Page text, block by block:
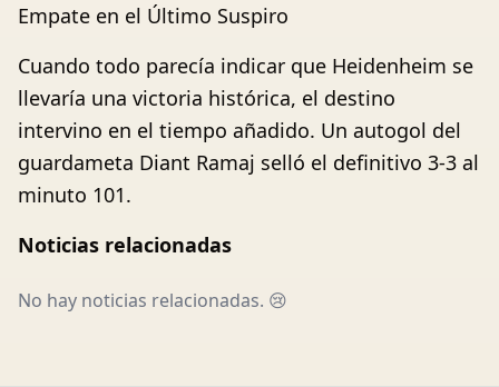
Empate en el Último Suspiro
Cuando todo parecía indicar que Heidenheim se
llevaría una victoria histórica, el destino
intervino en el tiempo añadido. Un autogol del
guardameta Diant Ramaj selló el definitivo 3-3 al
minuto 101.
Noticias relacionadas
No hay noticias relacionadas. 😢